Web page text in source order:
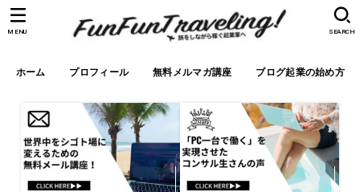
ホーム プロフィール 無料メルマガ講座 ブログ起業の始め方
SEARCH
MENU